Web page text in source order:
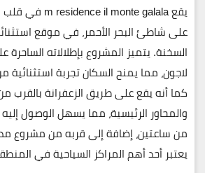
يقع m residence il monte galala في قلب مشروع
على شاطئ البحر الأحمر، في موقع
السخنة. يتميز المشروع بإطلالاته الساحرة
لاجون، مما يمنح السكان تجربة استثنائية
كما أنه يقع على طريقالزعفرانةبالقرب
والمحاور الرئيسية، مما يسهل الوصول
من ساعتين، إضافة إلى قربه من مشروع
يعتبر أحد أهم المراكز السياحية في